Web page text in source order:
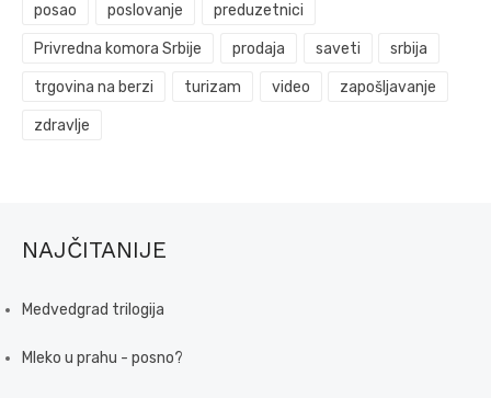
posao poslovanje preduzetnici
Privredna komora Srbije prodaja saveti srbija
trgovina na berzi turizam video zapošljavanje
zdravlje
NAJČITANIJE
Medvedgrad trilogija
Mleko u prahu - posno?